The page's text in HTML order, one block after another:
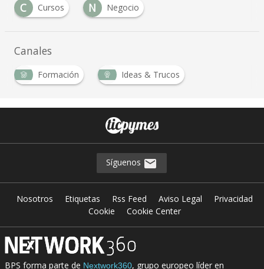
C
Cursos N Negocio
Canales
Formación Ideas & Trucos
Síguenos
Nosotros Etiquetas Rss Feed Aviso Legal
Privacidad
Cookie
Cookie Center
BPS forma parte de Nextwork360, grupo europeo líder en